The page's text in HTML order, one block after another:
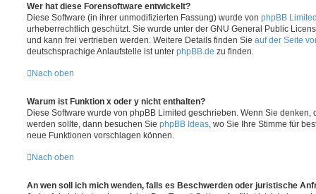
Wer hat diese Forensoftware entwickelt?
Diese Software (in ihrer unmodifizierten Fassung) wurde von phpBB
urheberrechtlich geschützt. Sie wurde unter der GNU General Public
und kann frei vertrieben werden. Weitere Details finden Sie auf der Seite
deutschsprachige Anlaufstelle ist unter phpBB.de zu finden.
Nach oben
Warum ist Funktion x oder y nicht enthalten?
Diese Software wurde von phpBB Limited geschrieben. Wenn Sie denken,
werden sollte, dann besuchen Sie phpBB Ideas , wo Sie Ihre Stimme für
neue Funktionen vorschlagen können.
Nach oben
An wen soll ich mich wenden, falls es Beschwerden oder juristische